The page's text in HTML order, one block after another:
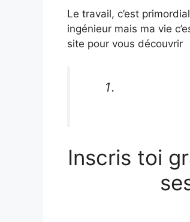
Le travail, c’est
ingénieur mais ma vie
site pour vous découvrir
Inscris toi